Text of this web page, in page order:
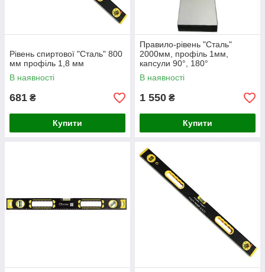
Рівень спиртової "Сталь" 800
мм профіль 1,8 мм
В наявності
681 ₴
Купити
Правило-рівень "Сталь"
2000мм, профіль 1мм,
капсули 90°, 180°
В наявності
1 550 ₴
Купити